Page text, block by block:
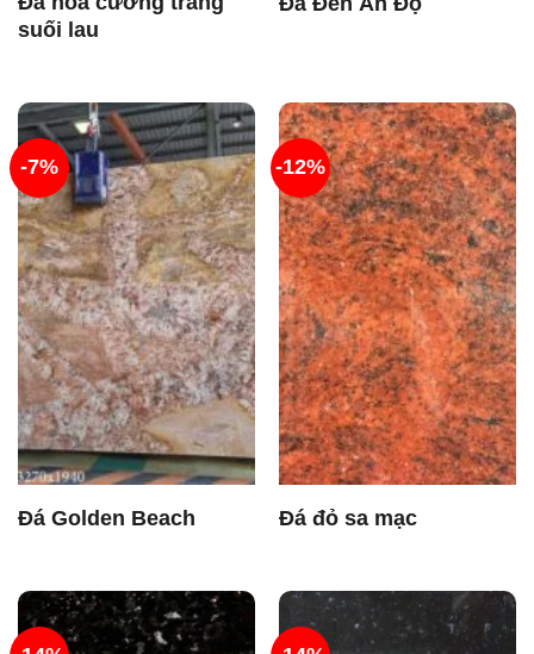
suối lau
-7%
Đá Golden Beach
-12%
Đá đỏ sa mạc